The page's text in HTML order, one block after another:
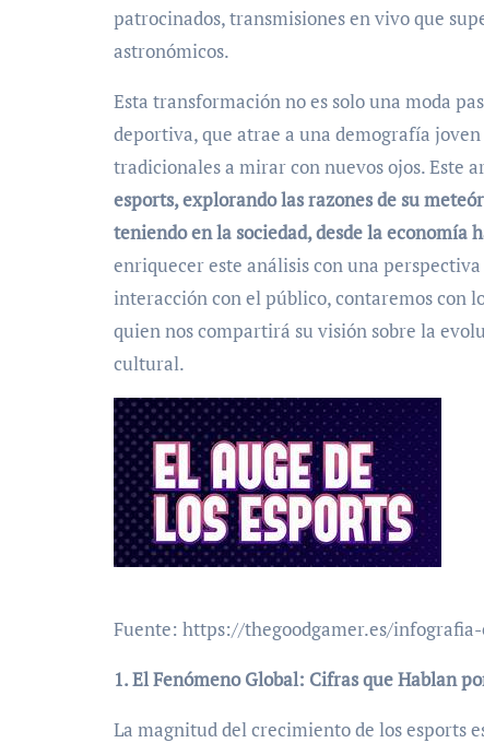
patrocinados, transmisiones en vivo que
astronómicos.
Esta transformación no es solo una moda
deportiva, que atrae a una demografía
tradicionales a mirar con nuevos ojos. Este
esports, explorando las razones de su
teniendo en la sociedad, desde la
enriquecer este análisis con una
interacción con el público, contaremos con
quien nos compartirá su visión sobre la
cultural.
Fuente: https://thegoodgamer.es/
1. El Fenómeno Global: Cifras que Hablan
La magnitud del crecimiento de los esports